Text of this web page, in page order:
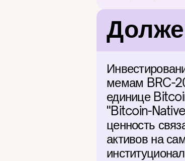
мемам BRC-
единице
"Bitcoin-
ценность
активов на